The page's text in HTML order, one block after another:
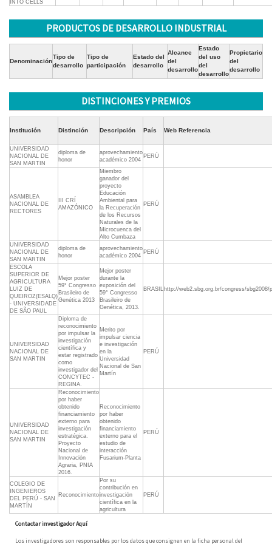
INTO CELLS
PRODUCTOS DE DESARROLLO INDUSTRIAL
Denominación
Tipo de
desarrollo
Tipo de
participación
Estado del
desarrollo
Alcance
del
desarrollo
Estado
del uso
del
desarrollo
Propietario
del
desarrollo
DISTINCIONES Y PREMIOS
Institución Distinción Descripción País Web Referencia
UNIVERSIDAD
NACIONAL DE
SAN MARTIN
diploma de
honor
aprovechamiento
académico 2004
PERÚ
ASAMBLEA
NACIONAL DE
RECTORES
III CRÍ
AMAZÓNICO
Miembro
ganador del
proyecto
Educación
Ambiental para
la Recuperación
de los Recursos
Naturales de la
Microcuenca del
Alto Cumbaza
PERÚ
UNIVERSIDAD
NACIONAL DE
SAN MARTIN
diploma de
honor
aprovechamiento
académico 2004
PERÚ
ESCOLA
SUPERIOR DE
AGRICULTURA
LUIZ DE
QUEIROZ(ESALQ)
- UNIVERSIDADE
DE SÃO PAUL
Mejor poster
59° Congresso
Brasileiro de
Genética 2013
Mejor poster
durante la
exposición del
59° Congresso
Brasileiro de
Genética, 2013.
BRASIL http://web2.sbg.org.br/congress/sbg2008/
UNIVERSIDAD
NACIONAL DE
SAN MARTIN
Diploma de
reconocimiento
por impulsar la
investigación
científica y
estar registrado
como
investigador del
CONCYTEC -
REGINA.
Merito por
impulsar ciencia
e investigación
en la
Universidad
Nacional de San
Martín
PERÚ
UNIVERSIDAD
NACIONAL DE
SAN MARTIN
Reconocimiento
por haber
obtenido
financiamiento
externo para
investigación
estratégica.
Proyecto
Nacional de
Innovación
Agraria, PNIA
2016.
Reconocimiento
por haber
obtenido
financiamiento
externo para el
estudio de
interacción
Fusarium-Planta
PERÚ
COLEGIO DE
INGENIEROS
DEL PERÚ - SAN
MARTÍN
Reconocimiento
Por su
contribución en
investigación
científica en la
agricultura
PERÚ
Contactar investigador Aquí
Los investigadores son responsables por los datos que consignen en la ficha personal del